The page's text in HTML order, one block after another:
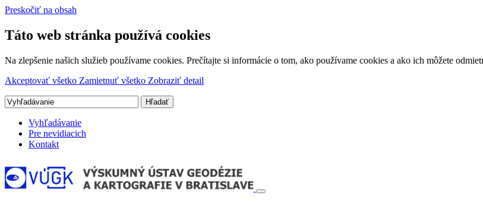
Preskočiť na obsah
Táto web stránka používá cookies
Na zlepšenie našich služieb používame cookies. Prečítajte si informácie o tom, ako používame cookies a ako ich môžete
Akceptovať všetko Zamietnuť všetko Zobraziť detail
Vyhľadávanie
Pre nevidiacich
Kontakt